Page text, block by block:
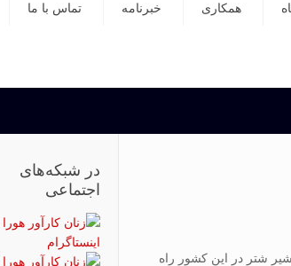
همکاری خبرنامه تماس با ما
شتر در این کشور راه
در شبکه‌های
اجتماعی